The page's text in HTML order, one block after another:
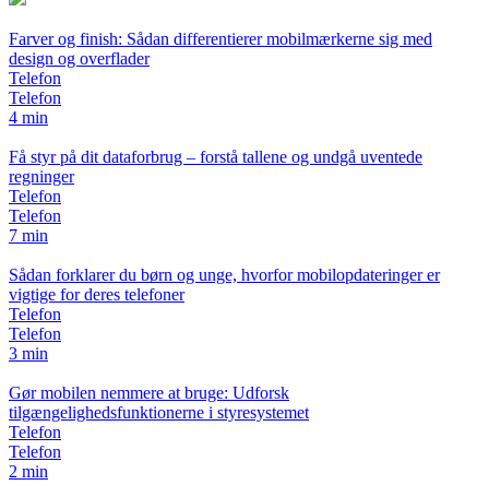
Farver og finish: Sådan differentierer mobilmærkerne sig med
design og overflader
Telefon
Telefon
4 min
Få styr på dit dataforbrug – forstå tallene og undgå uventede
regninger
Telefon
Telefon
7 min
Sådan forklarer du børn og unge, hvorfor mobilopdateringer er
vigtige for deres telefoner
Telefon
Telefon
3 min
Gør mobilen nemmere at bruge: Udforsk
tilgængelighedsfunktionerne i styresystemet
Telefon
Telefon
2 min